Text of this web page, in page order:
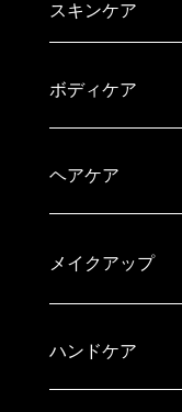
スキンケア
ボディケア
ヘアケア
メイクアップ
ハンドケア